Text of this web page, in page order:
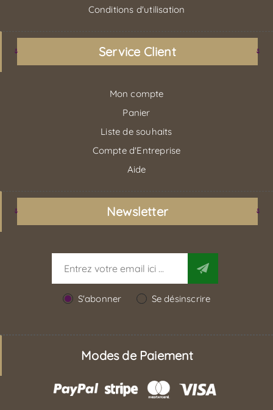
Conditions d'utilisation
Service Client
Mon compte
Panier
Liste de souhaits
Compte d'Entreprise
Aide
Newsletter
S'abonner Se désinscrire
Modes de Paiement